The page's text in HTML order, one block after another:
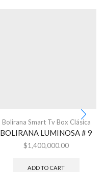
Bolirana Smart Tv Box Clásica
BOLIRANA LUMINOSA # 9
$1,400,000.00
ADD TO CART